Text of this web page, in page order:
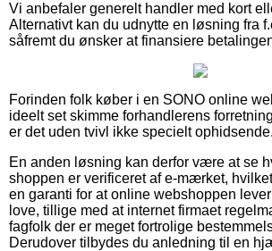
Vi anbefaler generelt handler med kort
Alternativt kan du udnytte en løsning fra
såfremt du ønsker at finansiere
Forinden folk køber i en SONO online
ideelt set skimme forhandlerens
er det uden tvivl ikke specielt ophidsende.
En anden løsning kan derfor være at se
shoppen er verificeret af e-mærket,
en garanti for at online webshoppen
love, tillige med at internet firmaet
fagfolk der er meget fortrolige
Derudover tilbydes du anledning til en